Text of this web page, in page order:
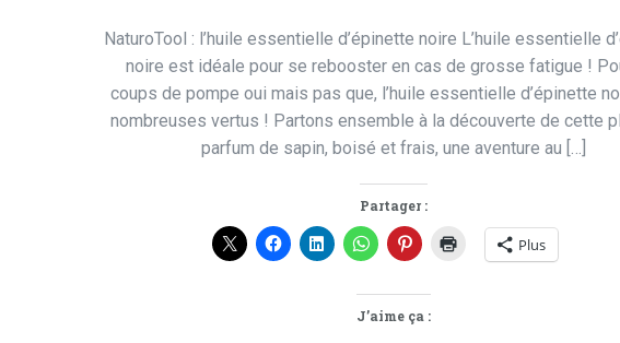
NaturoTool : l’huile essentielle d’épinette noire L’huile essentielle
noire est idéale pour se rebooster en cas de grosse fatigue !
coups de pompe oui mais pas que, l’huile essentielle d’épinette
nombreuses vertus ! Partons ensemble à la découverte de cette
parfum de sapin, boisé et frais, une aventure au […]
Partager :
Plus
J’aime ça :